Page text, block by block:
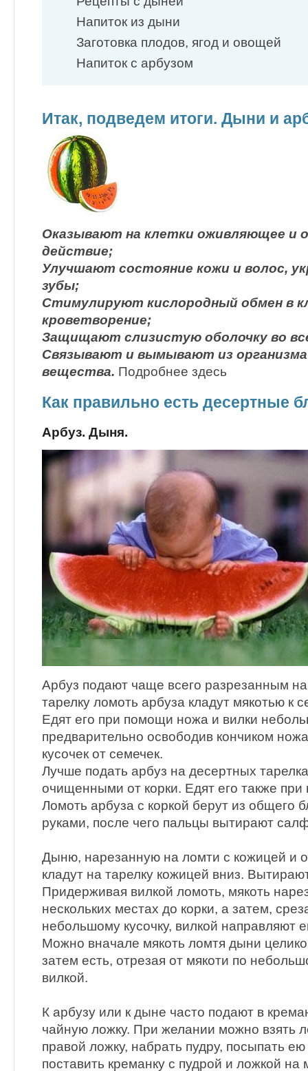
Напиток из дыни
Заготовка плодов, ягод и овощей
Напиток с арбузом
Итак, подведем итоги. Дыни и
Оказывают на клетки оживляющее и
действие;
Улучшают состояние кожи и волос,
зубы;
Стимулируют кислородный обмен в
кроветворение;
Защищают слизистую оболочку во
Связывают и вымывают из
вещества. Подробнее здесь
Как правильно есть десертные
Арбуз. Дыня.
Арбуз подают чаще всего разрезанным
тарелку ломоть арбуза кладут мякотью к
Едят его при помощи ножа и вилки
предварительно освободив кончиком
кусочек от семечек.
Лучше подать арбуз на десертных
очищенными от корки. Едят его также
Ломоть арбуза с коркой берут из общего
руками, после чего пальцы вытирают
Дыню, нарезанную на ломти с кожицей и
кладут на тарелку кожицей вниз.
Придерживая вилкой ломоть, мякоть
нескольких местах до корки, а затем,
небольшому кусочку, вилкой направляют
Можно вначале мякоть ломтя дыни
затем есть, отрезая от мякоти по
вилкой.
К арбузу или к дыне часто подают в
чайную ложку. При желании можно взять
правой ложку, набрать пудру, посыпать
поставить креманку с пудрой и ложкой на